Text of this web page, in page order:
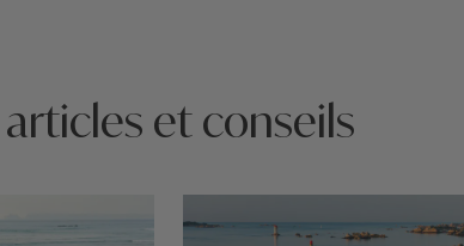
et conseils